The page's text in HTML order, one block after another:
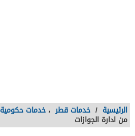
الرئيسية / خدمات قطر ، خدمات حكومية
من ادارة الجوازات